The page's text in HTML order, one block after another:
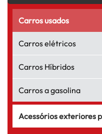
Carros usados
Carros elétricos
Carros Híbridos
Carros a gasolina
Acessórios exteriores